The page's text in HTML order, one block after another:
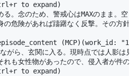
to expand)
。念のため、警戒心はMAXのまま。空
危険があれば躊躇なく反撃。その方
(MCP)(work_id:
ら、玄関に入る。現時点では人影は
も女性物があったので、侵入者が件
to expand)